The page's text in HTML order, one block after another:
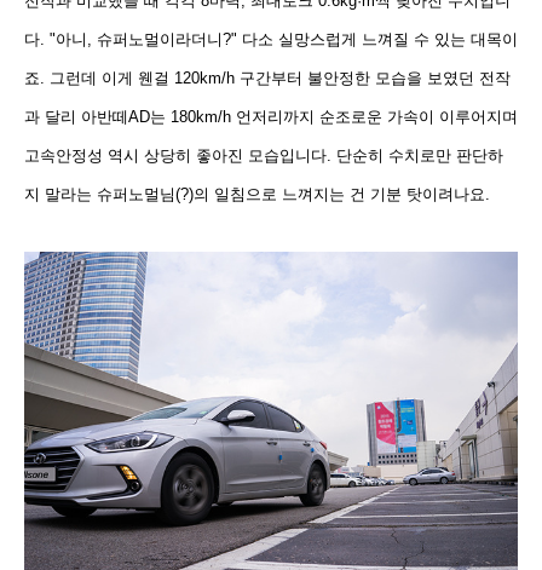
다. "아니, 슈퍼노멀이라더니?" 다소 실망스럽게 느껴질 수 있는 대목이
죠. 그런데 이게 웬걸 120km/h 구간부터 불안정한 모습을 보였던 전작
과 달리 아반떼AD는 180km/h 언저리까지 순조로운 가속이 이루어지며
고속안정성 역시 상당히 좋아진 모습입니다. 단순히 수치로만 판단하
지 말라는 슈퍼노멀님(?)의 일침으로 느껴지는 건 기분 탓이려나요.